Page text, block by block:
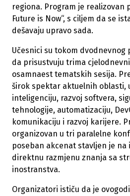
regiona. Program je realizovan
Future is Now“, s ciljem da se
dešavaju upravo sada.
Učesnici su tokom
da prisustvuju trima
osamnaest tematskih sesija.
širok spektar aktuelnih oblasti,
inteligenciju, razvoj softvera,
tehnologije, automatizaciju,
komunikaciju i razvoj karijere.
organizovan u tri paralelne
poseban akcenat stavljen je
direktnu razmjenu znanja sa
inostranstva.
Organizatori ističu da je